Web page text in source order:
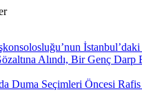
Alındı, Bir Genç Darp
Duma Seçimleri Öncesi